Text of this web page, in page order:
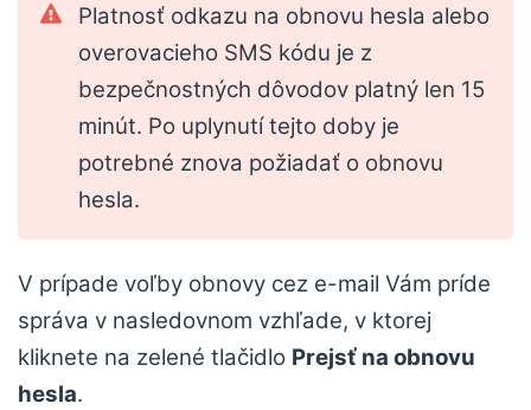
Platnosť odkazu na obnovu hesla alebo
overovacieho SMS kódu je z
bezpečnostných dôvodov platný len 15
minút. Po uplynutí tejto doby je
potrebné znova požiadať o obnovu
hesla.
V prípade voľby obnovy cez e-mail Vám príde
správa v nasledovnom vzhľade, v ktorej
kliknete na zelené tlačidlo Prejsť na obnovu
hesla.